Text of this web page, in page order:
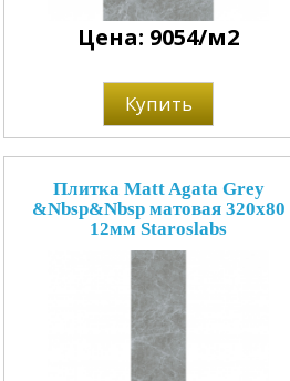
Цена: 9054/м2
Купить
Плитка Matt Agata Grey
&Nbsp&Nbsp матовая 320x80
12мм Staroslabs